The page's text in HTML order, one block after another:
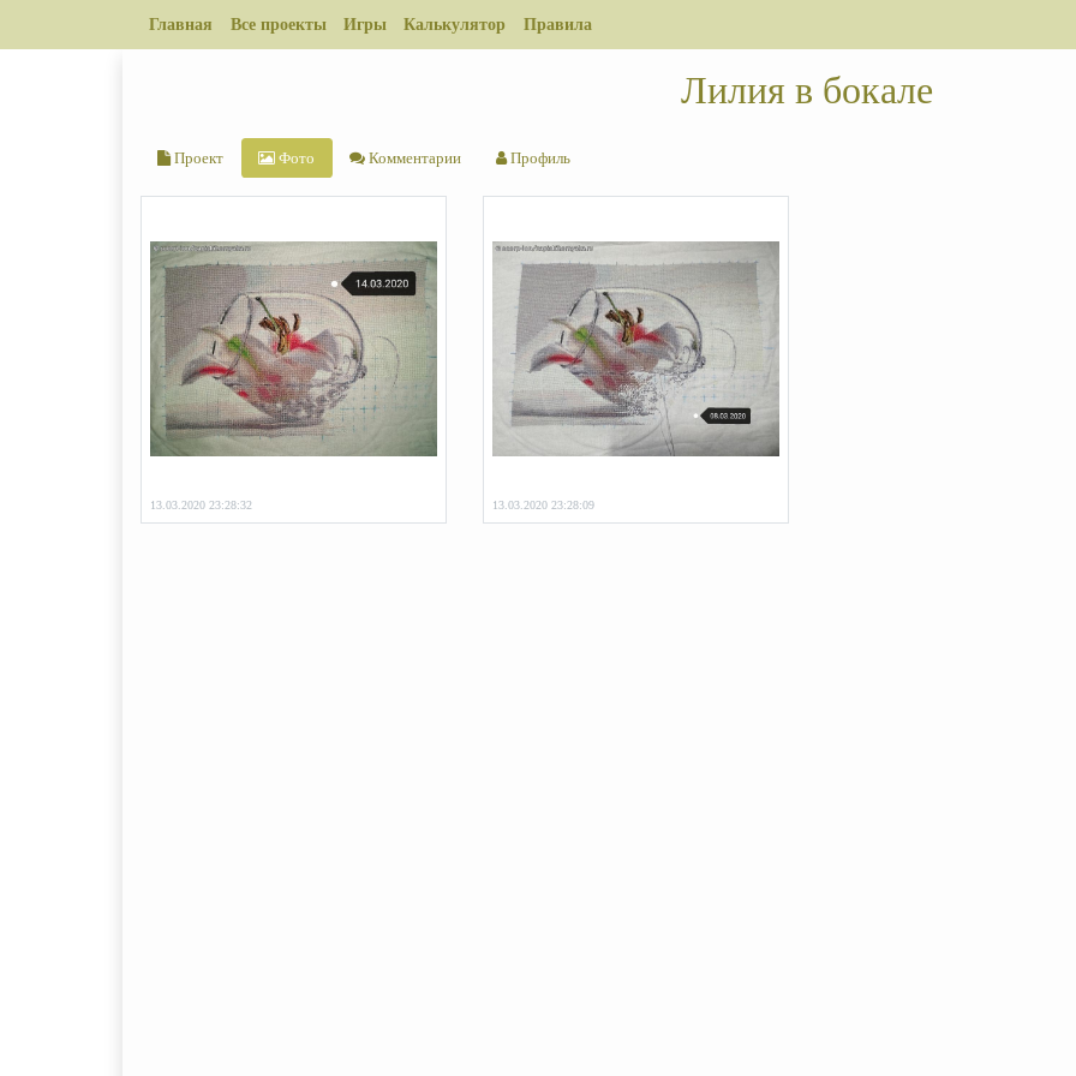
Главная Все проекты Игры Калькулятор Правила
Лилия в бокале
Проект Фото Комментарии Профиль
13.03.2020 23:28:32 13.03.2020 23:28:09